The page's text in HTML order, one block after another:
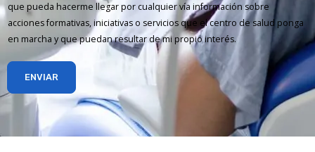
que pueda hacerme llegar por cualquier vía información sobre
acciones formativas, iniciativas o servicios que el centro de salud ponga
en marcha y que puedan resultar de mi propio interés.
ENVIAR